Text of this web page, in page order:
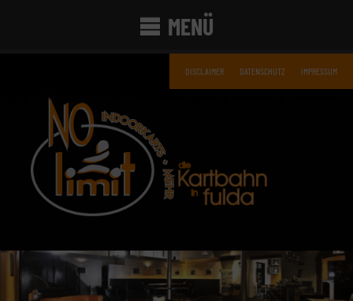
MENÜ
DISCLAIMER DATENSCHUTZ IMPRESSUM